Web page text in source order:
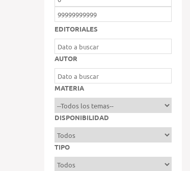
EDITORIALES
AUTOR
MATERIA
DISPONIBILIDAD
TIPO